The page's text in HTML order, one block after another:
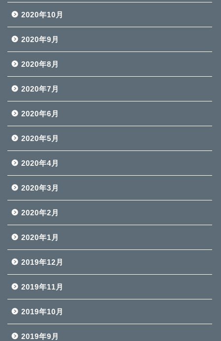
2020年10月
2020年9月
2020年8月
2020年7月
2020年6月
2020年5月
2020年4月
2020年3月
2020年2月
2020年1月
2019年12月
2019年11月
2019年10月
2019年9月